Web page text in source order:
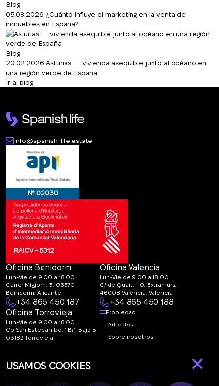
Blog
05.08.2026 ¿Cuánto influye el marketing en la venta de
inmuebles en España?
Blog
20.02.2026 Asturias — vivienda asequible junto al océano en
una región verde de España
Ir al blog
info@spanish-life.estate
№ 02030
RAICV - 5012
Oficina Benidorm
Lun-Vie de 9:00 a 18:00
Carrer Migjorn, 3, 03570
Benidorm, Alicante
+34 865 450 187
Oficina Valencia
Lun-Vie de 9:00 a 18:00
C/ de Quart, 110, Extramurs,
46008 València, Valencia
+34 865 450 188
Oficina Torrevieja
Lun-Vie de 9:00 a 18:00
Co San Esteban bq. 1 B/1-Bajo B
03182 Torrevieja
life.estate
Propiedad
Artículos
Sobre nosotros
×
USAMOS COOKIES